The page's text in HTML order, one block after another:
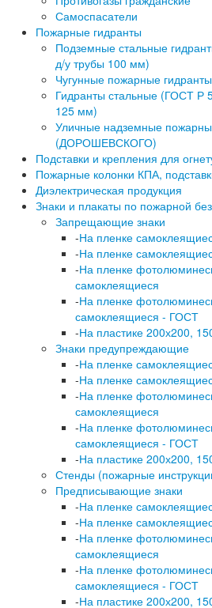
Самоспасатели
Пожарные гидранты
Подземные стальные
д/у трубы 100 мм)
Чугунные пожарные
Гидранты стальные (ГОСТ Р
125 мм)
Уличные надземные
(ДОРОШЕВСКОГО)
Подставки и крепления для
Пожарные колонки КПА,
Диэлектрическая продукция
Знаки и плакаты по пожарной
Запрещающие знаки
-На пленке
-На пленке
-На пленке
самоклеящиеся
-На пленке
самоклеящиеся - ГОСТ
-На пластике 200х200,
Знаки предупреждающие
-На пленке
-На пленке
-На пленке
самоклеящиеся
-На пленке
самоклеящиеся - ГОСТ
-На пластике 200х200,
Стенды (пожарные
Предписывающие знаки
-На пленке
-На пленке
-На пленке
самоклеящиеся
-На пленке
самоклеящиеся - ГОСТ
-На пластике 200х200,